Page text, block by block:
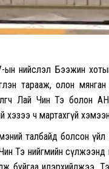
Бээжин хотын
тарааж, олон
Лай Чин Тэ болон
хэзээ ч мартахгүй
талбайд болсон
Чин Тэ нийгмийн